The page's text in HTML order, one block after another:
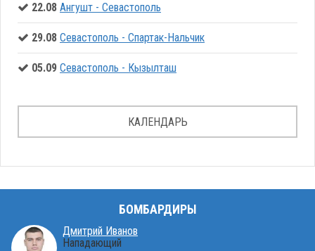
22.08 Ангушт - Севастополь
29.08 Севастополь - Спартак-Нальчик
05.09 Севастополь - Кызылташ
КАЛЕНДАРЬ
БОМБАРДИРЫ
Дмитрий Иванов
Нападающий